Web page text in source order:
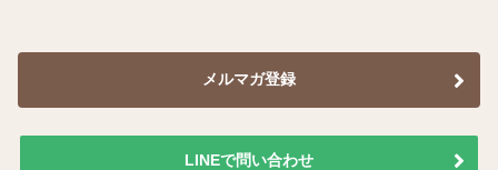
メルマガ登録
LINEで問い合わせ